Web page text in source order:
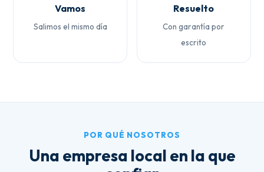
Vamos
Salimos el mismo día
Resuelto
Con garantía por
escrito
POR QUÉ NOSOTROS
Una empresa local en la que